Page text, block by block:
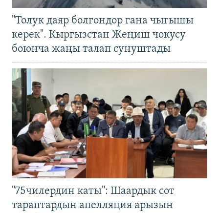
"Толук даяр болгондор гана чыгышы
керек". Кыргызстан Жеңиш чокусу
боюнча жаңы талап сунуштады
"75чилердин каты": Шаардык сот
тараптардын апелляция арызын